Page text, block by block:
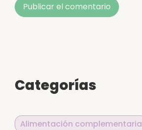
Categorías
Alimentación complementaria